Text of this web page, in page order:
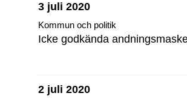
3 juli 2020
Kommun och politik
Icke godkända
2 juli 2020